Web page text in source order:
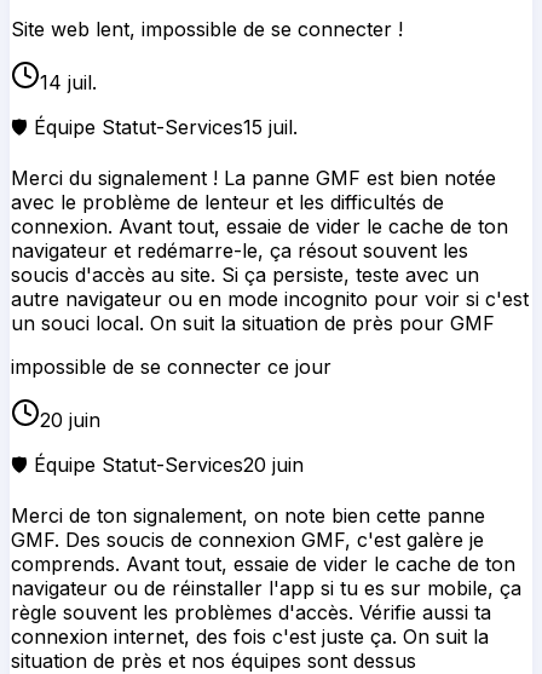
Site web lent, impossible de se connecter !
14 juil.
🛡️ Équipe Statut-Services15 juil.
Merci du signalement ! La panne GMF est bien notée
avec le problème de lenteur et les difficultés de
connexion. Avant tout, essaie de vider le cache de ton
navigateur et redémarre-le, ça résout souvent les
soucis d'accès au site. Si ça persiste, teste avec un
autre navigateur ou en mode incognito pour voir si c'est
un souci local. On suit la situation de près pour GMF
impossible de se connecter ce jour
20 juin
🛡️ Équipe Statut-Services20 juin
Merci de ton signalement, on note bien cette panne
GMF. Des soucis de connexion GMF, c'est galère je
comprends. Avant tout, essaie de vider le cache de ton
navigateur ou de réinstaller l'app si tu es sur mobile, ça
règle souvent les problèmes d'accès. Vérifie aussi ta
connexion internet, des fois c'est juste ça. On suit la
situation de près et nos équipes sont dessus